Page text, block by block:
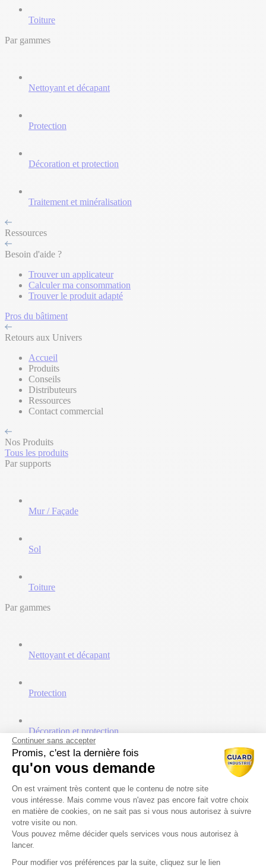
Toiture
Par gammes
Nettoyant et décapant
Protection
Décoration et protection
Traitement et minéralisation
Ressources
Besoin d'aide ?
Trouver un applicateur
Calculer ma consommation
Trouver le produit adapté
Pros du bâtiment
Retours aux Univers
Accueil
Produits
Conseils
Distributeurs
Ressources
Contact commercial
Nos Produits
Tous les produits
Par supports
Mur / Façade
Sol
Toiture
Par gammes
Nettoyant et décapant
Protection
Décoration et protection
Traitement et minéralisation
Ressources
Catalogues
Documents techniques
Vidéos
Prescripteurs
Continuer sans accepter
Promis, c'est la dernière fois
qu'on vous demande
Plateforme de Gestion du
On est vraiment très content que le contenu de notre site
vous intéresse. Mais comme vous n'avez pas encore fait votre choix
en matière de cookies, on ne sait pas si vous nous autorisez à suivre
votre visite ou non.
Vous pouvez même décider quels services vous nous autorisez à
lancer.
Pour modifier vos préférences par la suite, cliquez sur le lien